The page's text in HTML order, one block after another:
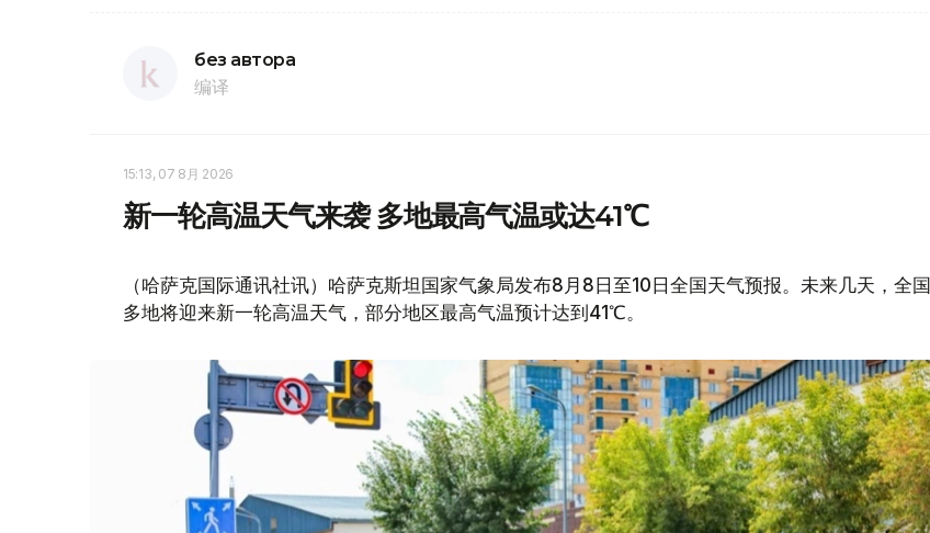
без автора
编译
15:13, 07 8月 2026
新一轮高温天气来袭 多地最高气温或达41℃
（哈萨克国际通讯社讯）哈萨克斯坦国家气象局发布8月8日至10日全国天气预报。未来几天，全国
多地将迎来新一轮高温天气，部分地区最高气温预计达到41℃。